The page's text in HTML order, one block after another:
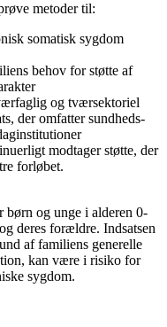
metoder til:
somatisk sygdom
behov for støtte af
og tværsektoriel
der omfatter sundheds-
modtager støtte, der
forløbet.
børn og unge i alderen 0-
deres forældre. Indsatsen
af familiens generelle
kan være i risiko for
sygdom.